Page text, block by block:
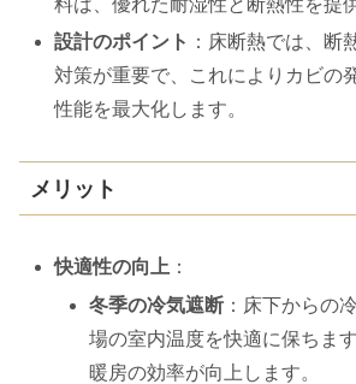
設計のポイント ：床断熱では、断
対策が重要で、これによりカビの
性能を最大化します。
メリット
快適性の向上 ：
冬季の冷気遮断 ：床下からの
場の室内温度を快適に保ちま
暖房の効率が向上します。